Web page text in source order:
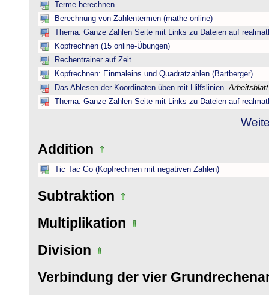
Terme berechnen
Berechnung von Zahlentermen (mathe-online)
Thema: Ganze Zahlen Seite mit Links zu Dateien auf
Kopfrechnen (15 online-Übungen)
Rechentrainer auf Zeit
Kopfrechnen: Einmaleins und Quadratzahlen (Bartberger)
Das Ablesen der Koordinaten üben mit Hilfslinien.
Thema: Ganze Zahlen Seite mit Links zu Dateien auf
Addition
Tic Tac Go (Kopfrechnen mit negativen Zahlen)
Subtraktion
Multiplikation
Division
Verbindung der vier